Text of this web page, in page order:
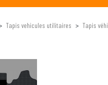
Tapis vehicules utilitaires Tapis